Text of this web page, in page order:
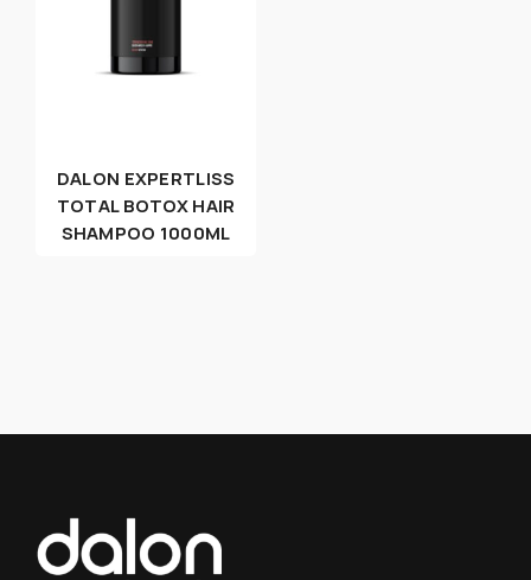
DALON EXPERTLISS
TOTAL BOTOX HAIR
SHAMPOO 1000ML